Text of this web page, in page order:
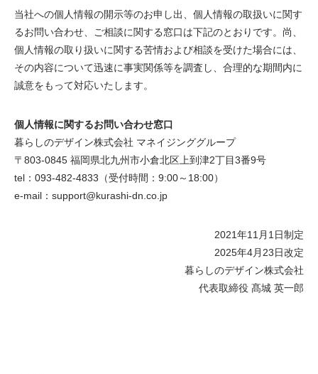
当社への個人情報の開示等のお申し出、個人情報の取扱いに関す
るお問い合わせ、ご相談に関する窓口は下記のとおりです。尚、
個人情報の取り扱いに関する苦情および相談を受けた場合には、
その内容について迅速に事実関係等を調査し、合理的な期間内に
誠意をもって対応いたします。
個人情報に関するお問い合わせ窓口
暮らしのデザイン株式会社 マネイジンググループ
〒803-0845 福岡県北九州市小倉北区上到津2丁目3番9号
tel：093-482-4833（受付時間：9:00～18:00）
e-mail：support@kurashi-dn.co.jp
2021年11月1日制定
2025年4月23日改定
暮らしのデザイン株式会社
代表取締役 髙城 英一郎